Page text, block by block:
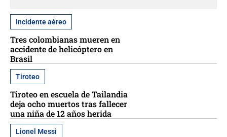
Incidente aéreo
Tres colombianas mueren en
accidente de helicóptero en
Brasil
Tiroteo
Tiroteo en escuela de Tailandia
deja ocho muertos tras fallecer
una niña de 12 años herida
Lionel Messi